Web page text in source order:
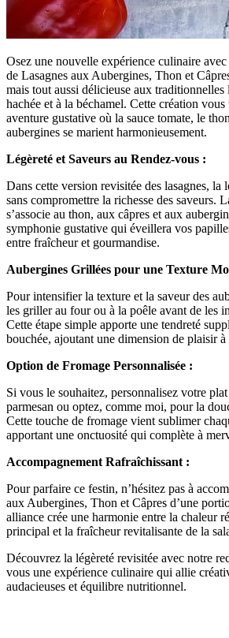
Osez une nouvelle expérience culinaire
de Lasagnes aux Aubergines, Thon et
mais tout aussi délicieuse aux traditionnelles
hachée et à la béchamel. Cette création vous
aventure gustative où la sauce tomate, le
aubergines se marient harmonieusement.
Légèreté et Saveurs au Rendez-vous :
Dans cette version revisitée des lasagnes, la
sans compromettre la richesse des saveurs.
s’associe au thon, aux câpres et aux
symphonie gustative qui éveillera vos
entre fraîcheur et gourmandise.
Aubergines Grillées pour une Texture
Pour intensifier la texture et la saveur des
les griller au four ou à la poêle avant de les
Cette étape simple apporte une tendreté
bouchée, ajoutant une dimension de plaisir
Option de Fromage Personnalisée :
Si vous le souhaitez, personnalisez votre
parmesan ou optez, comme moi, pour la
Cette touche de fromage vient sublimer
apportant une onctuosité qui complète à
Accompagnement Rafraîchissant :
Pour parfaire ce festin, n’hésitez pas à
aux Aubergines, Thon et Câpres d’une
alliance crée une harmonie entre la chaleur
principal et la fraîcheur revitalisante de la
Découvrez la légèreté revisitée avec notre
vous une expérience culinaire qui allie
audacieuses et équilibre nutritionnel.